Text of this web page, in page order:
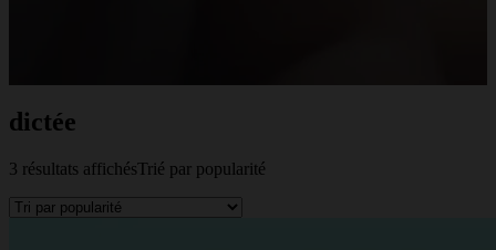
dictée
3 résultats affichésTrié par popularité